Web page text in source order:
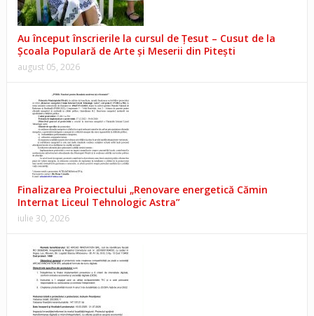
Au început înscrierile la cursul de Țesut – Cusut de la
Școala Populară de Arte și Meserii din Pitești
august 05, 2026
Finalizarea Proiectului „Renovare energetică Cămin
Internat Liceul Tehnologic Astra”
iulie 30, 2026